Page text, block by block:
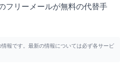
フリーメールが無料の代替手
報です。最新の情報については必ず各サービ